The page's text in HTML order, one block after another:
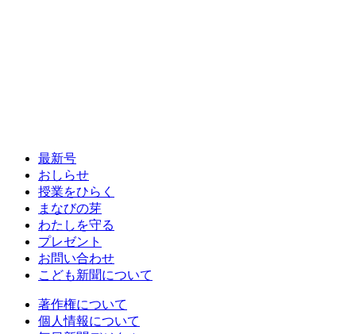
最新号
おしらせ
授業をひらく
まなびの芽
わたしを守る
プレゼント
お問い合わせ
こども新聞について
著作権について
個人情報について